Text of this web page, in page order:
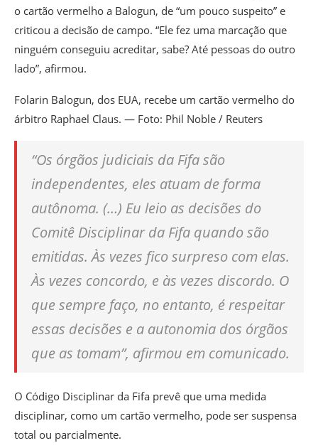
o cartão vermelho a Balogun, de “um pouco suspeito” e
criticou a decisão de campo. “Ele fez uma marcação que
ninguém conseguiu acreditar, sabe? Até pessoas do outro
lado”, afirmou.
Folarin Balogun, dos EUA, recebe um cartão vermelho do
árbitro Raphael Claus. — Foto: Phil Noble / Reuters
“Os órgãos judiciais da Fifa são
independentes, eles atuam de forma
autônoma. (…) Eu leio as decisões do
Comitê Disciplinar da Fifa quando são
emitidas. Às vezes fico surpreso com elas.
Às vezes concordo, e às vezes discordo. O
que sempre faço, no entanto, é respeitar
essas decisões e a autonomia dos órgãos
que as tomam”, afirmou em comunicado.
O Código Disciplinar da Fifa prevê que uma medida
disciplinar, como um cartão vermelho, pode ser suspensa
total ou parcialmente.